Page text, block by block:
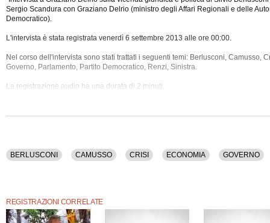
Sergio Scandura con Graziano Delrio (ministro degli Affari Regionali e delle
Democratico).
L'intervista è stata registrata venerdì 6 settembre 2013 alle ore 00:00.
Nel corso dell'intervista sono stati trattati i seguenti temi: Berlusconi, Camusso,
Governo, Parlamento, Partito Democratico, Renzi, Sinistra.
La registrazione audio ha una durata di 2 minuti.
BERLUSCONI CAMUSSO CRISI ECONOMIA GOVERNO
REGISTRAZIONI CORRELATE